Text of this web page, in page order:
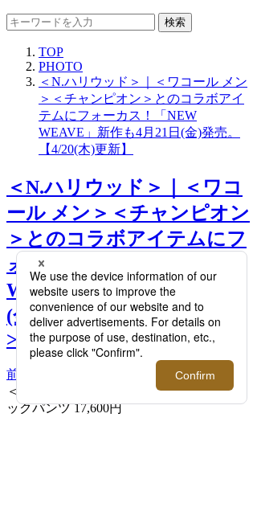
検索
TOP
PHOTO
＜N.ハリウッド＞｜＜ワコール メン
＞＜チャンピオン＞とのコラボアイ
テムにフォーカス！「NEW
WEAVE」新作も4月21日(金)発売。
【4/20(木)更新】
＜N.ハリウッド＞｜＜ワコ
ール メン＞＜チャンピオン
＞とのコラボアイテムにフ
ォーカス！「NEW
WEAVE」新作も4月21日
(金)発売。【4/20(木)更新】
>>
前へ
＜N.ハリウッド＞×＜チャンピオン＞トラ
ックパンツ 17,600円